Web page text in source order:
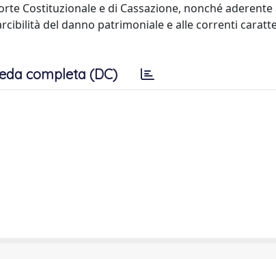
Costituzionale e di Cassazione, nonché
del danno patrimoniale e alle correnti
completa (DC)